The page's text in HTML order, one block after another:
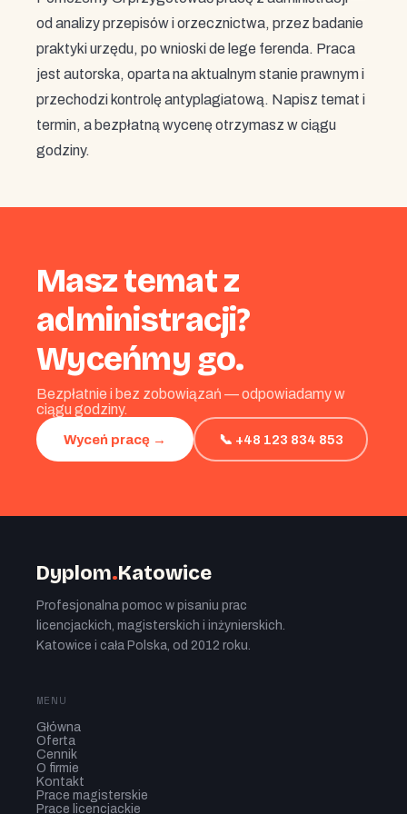
od analizy przepisów i orzecznictwa, przez badanie
praktyki urzędu, po wnioski de lege ferenda. Praca
jest autorska, oparta na aktualnym stanie prawnym i
przechodzi kontrolę antyplagiatową. Napisz temat i
termin, a bezpłatną wycenę otrzymasz w ciągu
godziny.
Masz temat z
administracji?
Wyceńmy go.
Bezpłatnie i bez zobowiązań — odpowiadamy w
ciągu godziny.
Wyceń pracę → 📞 +48 123 834 853
Dyplom.Katowice
Profesjonalna pomoc w pisaniu prac
licencjackich, magisterskich i inżynierskich.
Katowice i cała Polska, od 2012 roku.
MENU
Główna
Oferta
Cennik
O firmie
Kontakt
Prace magisterskie
Prace licencjackie